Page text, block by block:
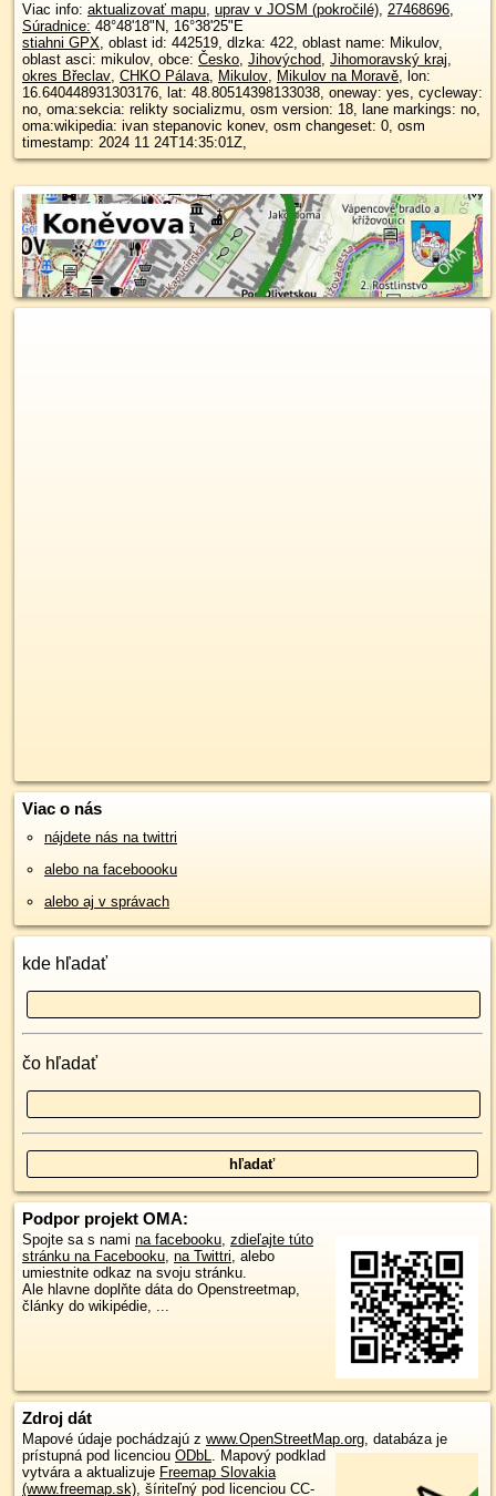
Viac info: aktualizovať mapu, uprav v JOSM (pokročilé), 27468696,
Súradnice: 48°48'18"N, 16°38'25"E
stiahni GPX, oblast id: 442519, dlzka: 422, oblast name: Mikulov,
oblast asci: mikulov, obce: Česko, Jihovýchod, Jihomoravský kraj,
okres Břeclav, CHKO Pálava, Mikulov, Mikulov na Moravě, lon:
16.640448931303176, lat: 48.80514398133038, oneway: yes, cycleway:
no, oma:sekcia: relikty socializmu, osm version: 18, lane markings: no,
oma:wikipedia: ivan stepanovic konev, osm changeset: 0, osm
timestamp: 2024 11 24T14:35:01Z,
Viac o nás
nájdete nás na twittri
alebo na faceboooku
alebo aj v správach
kde hľadať
čo hľadať
Podpor projekt OMA:
Spojte sa s nami na facebooku, zdieľajte túto
stránku na Facebooku, na Twittri, alebo
umiestnite odkaz na svoju stránku.
Ale hlavne doplňte dáta do Openstreetmap,
články do wikipédie, ...
Zdroj dát
Mapové údaje pochádzajú z www.OpenStreetMap.org, databáza je
prístupná pod licenciou ODbL. Mapový podklad
vytvára a aktualizuje Freemap Slovakia
(www.freemap.sk), šíriteľný pod licenciou CC-